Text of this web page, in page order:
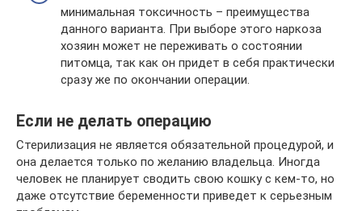
минимальная токсичность – преимущества
данного варианта. При выборе этого наркоза
хозяин может не переживать о состоянии
питомца, так как он придет в себя практически
сразу же по окончании операции.
Если не делать операцию
Стерилизация не является обязательной процедурой, и
она делается только по желанию владельца. Иногда
человек не планирует сводить свою кошку с кем-то, но
даже отсутствие беременности приведет к серьезным